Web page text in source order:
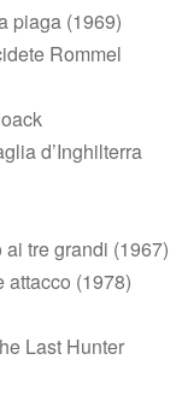
piaga (1969)
Rommel
d’Inghilterra
tre grandi (1967)
attacco (1978)
Last Hunter